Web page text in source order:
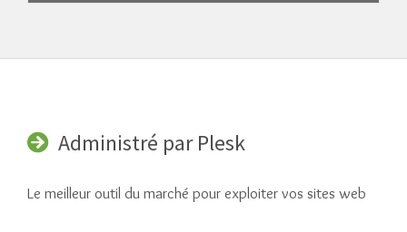
Administré par Plesk
Le meilleur outil du marché pour exploiter vos sites web